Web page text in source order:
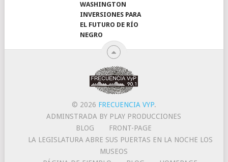
WASHINGTON
INVERSIONES PARA
EL FUTURO DE RÍO
NEGRO
© 2026 FRECUENCIA VYP.
ADMINSTRADA BY PLAY PRODUCCIONES
BLOG
FRONT-PAGE
LA LEGISLATURA ABRE SUS PUERTAS EN LA NOCHE LOS
MUSEOS